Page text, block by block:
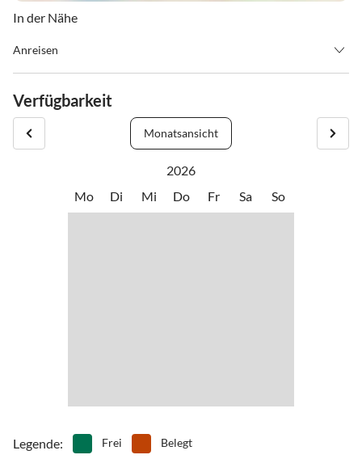
In der Nähe
Anreisen
Bei der Anreise fahren Sie vorerst zu unserer Wohnadresse in
Faistenau:
Familie Pichler (Oberhöfern), Anger 20,Faistenau, Tel.:
Von der Autobahnabfahrt Thalgau der A1 nach Hof bei Salzburg,
Verfügbarkeit
Monatsansicht
2026
Mo
Di Mi Do Fr Sa So
Legende: Frei Belegt